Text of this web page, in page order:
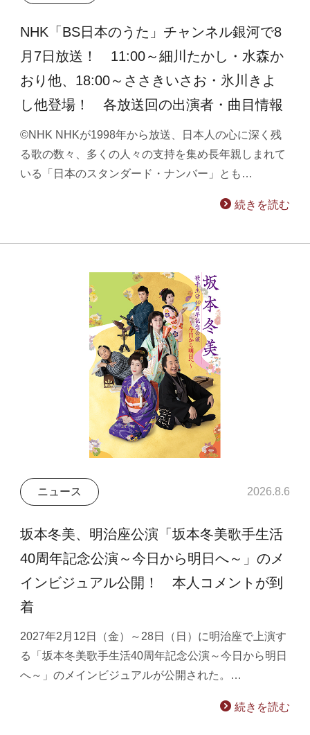
NHK「BS日本のうた」チャンネル銀河で8
月7日放送！ 11:00～細川たかし・水森か
おり他、18:00～ささきいさお・氷川きよ
し他登場！ 各放送回の出演者・曲目情報
©NHK NHKが1998年から放送、日本人の心に深く残
る歌の数々、多くの人々の支持を集め長年親しまれて
いる「日本のスタンダード・ナンバー」とも…
続きを読む
ニュース 2026.8.6
坂本冬美、明治座公演「坂本冬美歌手生活
40周年記念公演～今日から明日へ～」のメ
インビジュアル公開！ 本人コメントが到
着
2027年2月12日（金）～28日（日）に明治座で上演す
る「坂本冬美歌手生活40周年記念公演～今日から明日
へ～」のメインビジュアルが公開された。…
続きを読む